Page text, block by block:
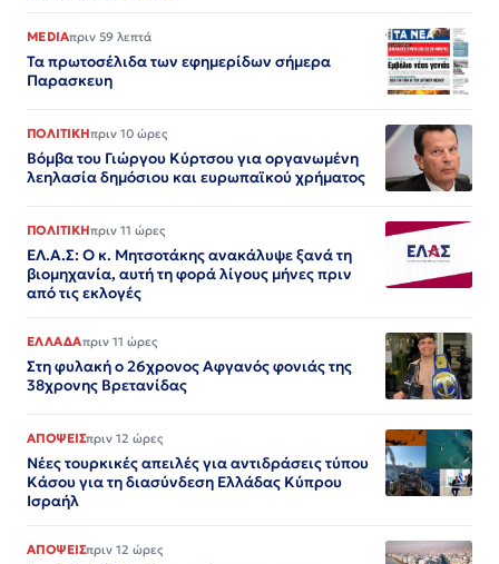
MEDIAπριν 59 λεπτά
Τα πρωτοσέλιδα των εφημερίδων σήμερα
Παρασκευη
ΠΟΛΙΤΙΚΗπριν 10 ώρες
Βόμβα του Γιώργου Κύρτσου για οργανωμένη
λεηλασία δημόσιου και ευρωπαϊκού χρήματος
ΠΟΛΙΤΙΚΗπριν 11 ώρες
ΕΛ.Α.Σ: Ο κ. Μητσοτάκης ανακάλυψε ξανά τη
βιομηχανία, αυτή τη φορά λίγους μήνες πριν
από τις εκλογές
ΕΛΛΑΔΑπριν 11 ώρες
Στη φυλακή ο 26χρονος Αφγανός φονιάς της
38χρονης Βρετανίδας
ΑΠΟΨΕΙΣπριν 12 ώρες
Νέες τουρκικές απειλές για αντιδράσεις τύπου
Κάσου για τη διασύνδεση Ελλάδας Κύπρου
Ισραήλ
ΑΠΟΨΕΙΣπριν 12 ώρες